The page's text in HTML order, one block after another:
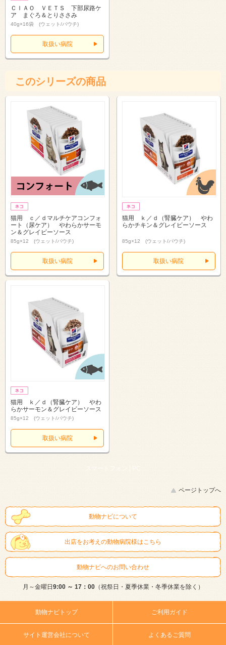
ＣＩＡＯ ＶＥＴＳ 下部尿路ケ
ア まぐろ＆とりささみ
40g×16袋 (ウェット/パウチ)
取扱い病院
このシリーズの商品
猫用 ｃ／ｄマルチケアコンフォ
ート（尿ケア） やわらかサーモ
ン＆グレイビーソース
85g×12 (ウェット/パウチ)
取扱い病院
猫用 ｋ／ｄ（腎臓ケア） やわ
らかチキン＆グレイビーソース
85g×12 (ウェット/パウチ)
取扱い病院
猫用 ｋ／ｄ（腎臓ケア） やわ
らかサーモン＆グレイビーソース
85g×12 (ウェット/パウチ)
取扱い病院
スマートフォン | PC
ページトップへ
動物ナビについて
出店をお考えの動物病院様はこちら
動物ナビへのお問い合わせ
月～金曜日9:00 ～ 17：00（祝祭日・夏季休業・冬季休業を除く）
動物ナビトップ ご利用ガイド
サイト運営会社について よくあるご質問